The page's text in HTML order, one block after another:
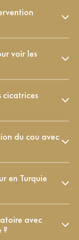
voir les
cicatrices
du cou avec
en Turquie
avec
?